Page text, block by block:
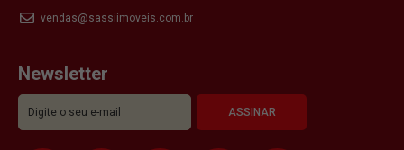
vendas@sassiimoveis.com.br
Newsletter